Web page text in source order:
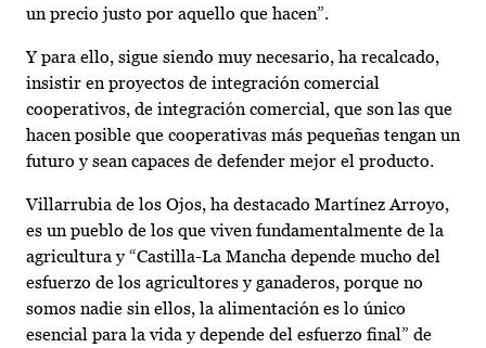
un precio justo por aquello que hacen”.
Y para ello, sigue siendo muy necesario, ha recalcado,
insistir en proyectos de integración comercial
cooperativos, de integración comercial, que son las que
hacen posible que cooperativas más pequeñas tengan un
futuro y sean capaces de defender mejor el producto.
Villarrubia de los Ojos, ha destacado Martínez Arroyo,
es un pueblo de los que viven fundamentalmente de la
agricultura y “Castilla-La Mancha depende mucho del
esfuerzo de los agricultores y ganaderos, porque no
somos nadie sin ellos, la alimentación es lo único
esencial para la vida y depende del esfuerzo final” de